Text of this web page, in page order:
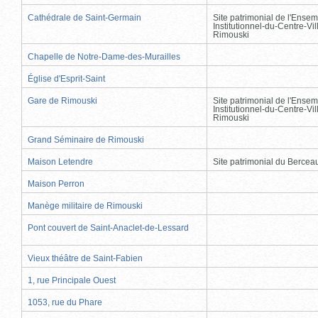
Cathédrale de Saint-Germain
Site patrimonial de
Institutionnel-du-Centre-
Rimouski
Chapelle de Notre-Dame-des-Murailles
Église d'Esprit-Saint
Gare de Rimouski
Site patrimonial de
Institutionnel-du-Centre-
Rimouski
Grand Séminaire de Rimouski
Maison Letendre Site patrimonial du
Maison Perron
Manège militaire de Rimouski
Pont couvert de Saint-Anaclet-de-Lessard
Vieux théâtre de Saint-Fabien
1, rue Principale Ouest
1053, rue du Phare